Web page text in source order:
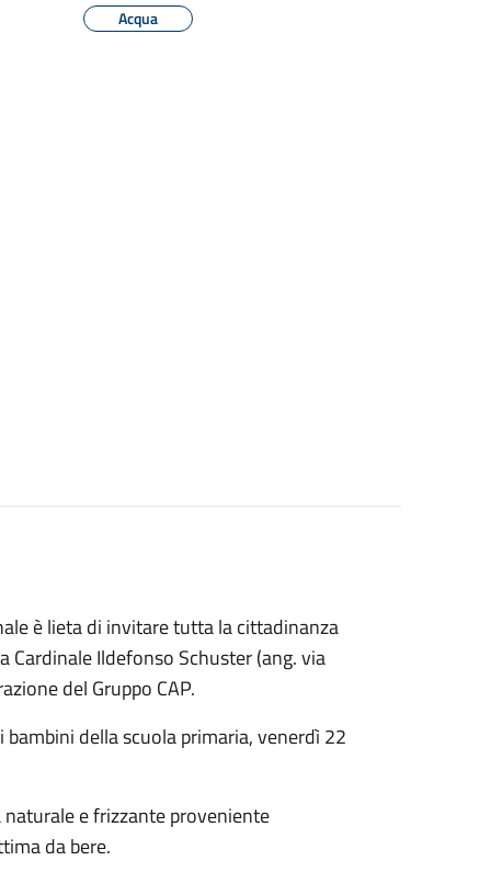
Acqua
è lieta di invitare tutta la cittadinanza
Cardinale Ildefonso Schuster (ang. via
del Gruppo CAP.
della scuola primaria, venerdì 22
e frizzante proveniente
da bere.